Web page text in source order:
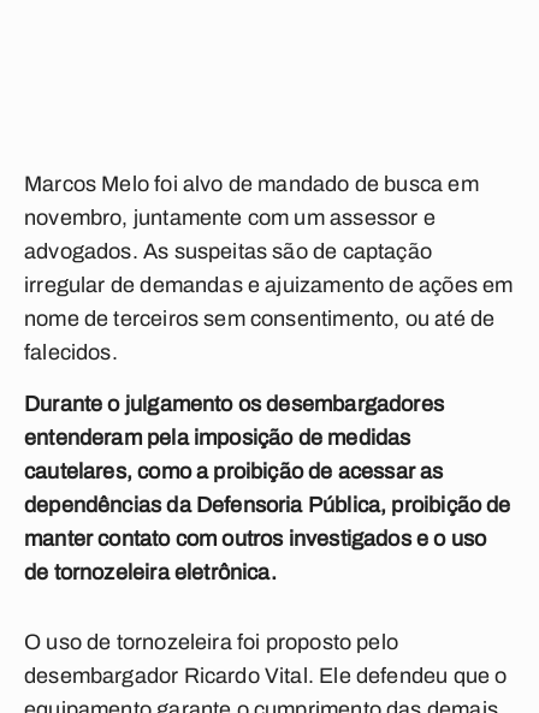
Marcos Melo foi alvo de mandado de busca em
novembro, juntamente com um assessor e
advogados. As suspeitas são de captação
irregular de demandas e ajuizamento de ações em
nome de terceiros sem consentimento, ou até de
falecidos.
Durante o julgamento os desembargadores
entenderam pela imposição de medidas
cautelares, como a proibição de acessar as
dependências da Defensoria Pública, proibição de
manter contato com outros investigados e o uso
de tornozeleira eletrônica.
O uso de tornozeleira foi proposto pelo
desembargador Ricardo Vital. Ele defendeu que o